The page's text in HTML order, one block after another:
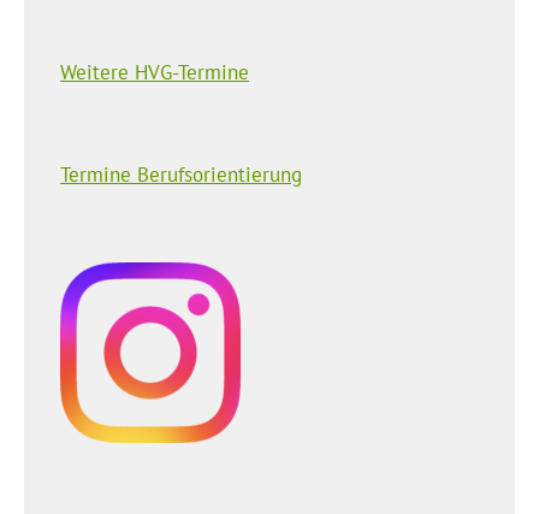
Weitere HVG-Termine
Termine Berufsorientierung